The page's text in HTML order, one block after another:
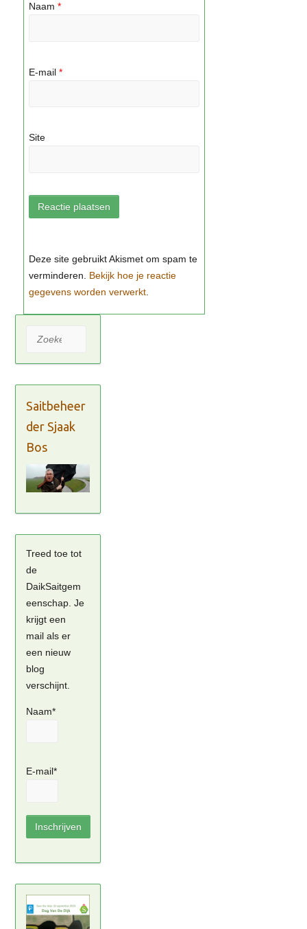
Naam *
E-mail *
Site
Bekijk hoe je reactie
gegevens worden verwerkt
Zoeken
Saitbeheer
der Sjaak
Bos
Treed toe tot
de
DaikSaitgem
eenschap. Je
krijgt een
mail als er
een nieuw
blog
verschijnt.
Naam*
E-mail*